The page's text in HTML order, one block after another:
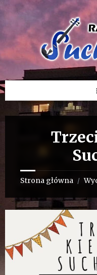
Przejdź
Przejdź
bocznego
Przejdź
Strona główna /